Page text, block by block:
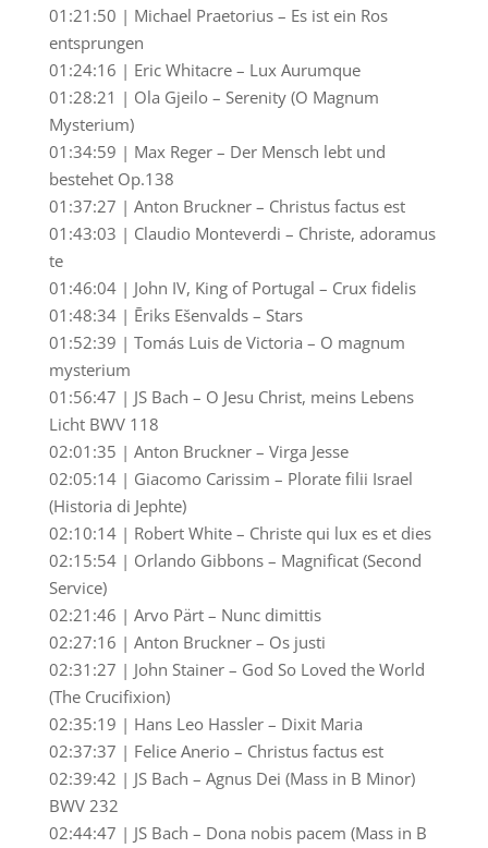
01:21:50 | Michael Praetorius – Es ist ein Ros
entsprungen
01:24:16 | Eric Whitacre – Lux Aurumque
01:28:21 | Ola Gjeilo – Serenity (O Magnum
Mysterium)
01:34:59 | Max Reger – Der Mensch lebt und
bestehet Op.138
01:37:27 | Anton Bruckner – Christus factus est
01:43:03 | Claudio Monteverdi – Christe, adoramus
te
01:46:04 | John IV, King of Portugal – Crux fidelis
01:48:34 | Ēriks Ešenvalds – Stars
01:52:39 | Tomás Luis de Victoria – O magnum
mysterium
01:56:47 | JS Bach – O Jesu Christ, meins Lebens
Licht BWV 118
02:01:35 | Anton Bruckner – Virga Jesse
02:05:14 | Giacomo Carissim – Plorate filii Israel
(Historia di Jephte)
02:10:14 | Robert White – Christe qui lux es et dies
02:15:54 | Orlando Gibbons – Magnificat (Second
Service)
02:21:46 | Arvo Pärt – Nunc dimittis
02:27:16 | Anton Bruckner – Os justi
02:31:27 | John Stainer – God So Loved the World
(The Crucifixion)
02:35:19 | Hans Leo Hassler – Dixit Maria
02:37:37 | Felice Anerio – Christus factus est
02:39:42 | JS Bach – Agnus Dei (Mass in B Minor)
BWV 232
02:44:47 | JS Bach – Dona nobis pacem (Mass in B